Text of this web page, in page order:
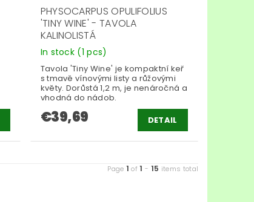
PHYSOCARPUS OPULIFOLIUS
'TINY WINE' - TAVOLA
KALINOLISTÁ
In stock (1 pcs)
Tavola 'Tiny Wine' je kompaktní keř
s tmavě vínovými listy a růžovými
květy. Dorůstá 1,2 m, je nenáročná a
vhodná do nádob.
€39,69 DETAIL
Page 1 of1 - 15 items total